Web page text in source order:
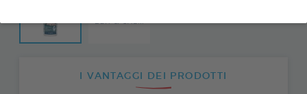
I VANTAGGI DEI PRODOTTI